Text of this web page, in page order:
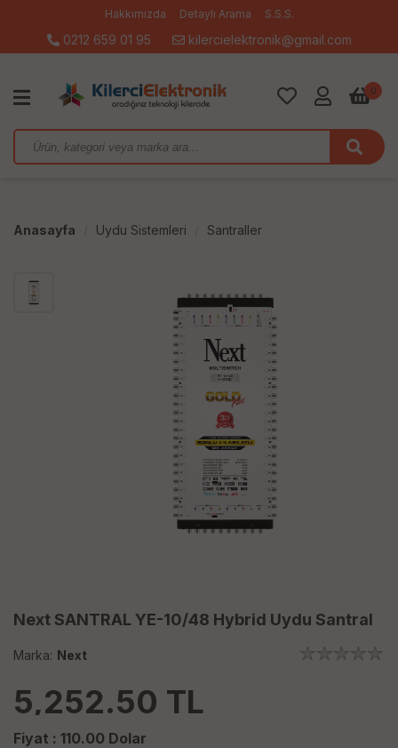
Hakkımızda Detaylı Arama S.S.S.
0212 659 01 95 kilercielektronik@gmail.com
0
Anasayfa Uydu Sistemleri Santraller
Next SANTRAL YE-10/48 Hybrid Uydu Santral
Marka: Next
5,252.50 TL
Fiyat : 110.00 Dolar